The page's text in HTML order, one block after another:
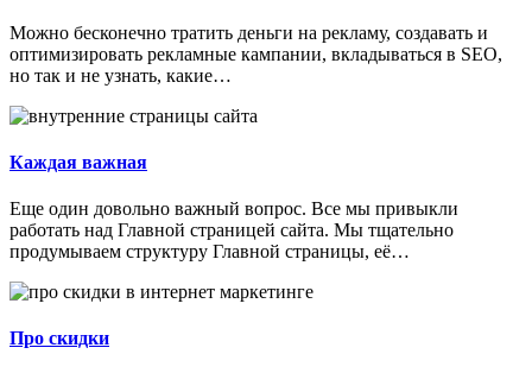
Можно бесконечно тратить деньги на рекламу, создавать и
оптимизировать рекламные кампании, вкладываться в SEO,
но так и не узнать, какие…
Каждая важная
Еще один довольно важный вопрос. Все мы привыкли
работать над Главной страницей сайта. Мы тщательно
продумываем структуру Главной страницы, её…
Про скидки